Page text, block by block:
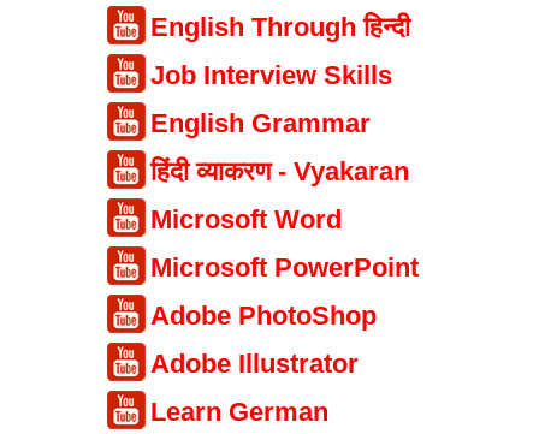
English Through हिन्दी
Job Interview Skills
English Grammar
हिंदी व्याकरण - Vyakaran
Microsoft Word
Microsoft PowerPoint
Adobe PhotoShop
Adobe Illustrator
Learn German